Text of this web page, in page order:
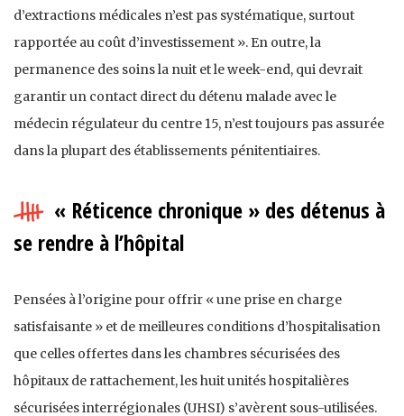
d’extractions médicales n’est pas systématique, surtout
rapportée au coût d’investissement ». En outre, la
permanence des soins la nuit et le week-end, qui devrait
garantir un contact direct du détenu malade avec le
médecin régulateur du centre 15, n’est toujours pas assurée
dans la plupart des établissements pénitentiaires.
« Réticence chronique » des détenus à
se rendre à l’hôpital
Pensées à l’origine pour offrir « une prise en charge
satisfaisante » et de meilleures conditions d’hospitalisation
que celles offertes dans les chambres sécurisées des
hôpitaux de rattachement, les huit unités hospitalières
sécurisées interrégionales (UHSI) s’avèrent sous-utilisées.